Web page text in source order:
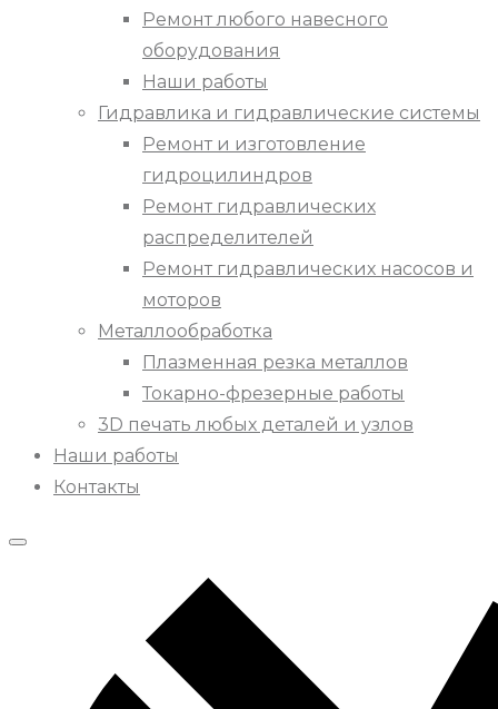
Ремонт любого навесного
оборудования
Наши работы
Гидравлика и гидравлические системы
Ремонт и изготовление
гидроцилиндров
Ремонт гидравлических
распределителей
Ремонт гидравлических насосов и
моторов
Металлообработка
Плазменная резка металлов
Токарно-фрезерные работы
3D печать любых деталей и узлов
Наши работы
Контакты